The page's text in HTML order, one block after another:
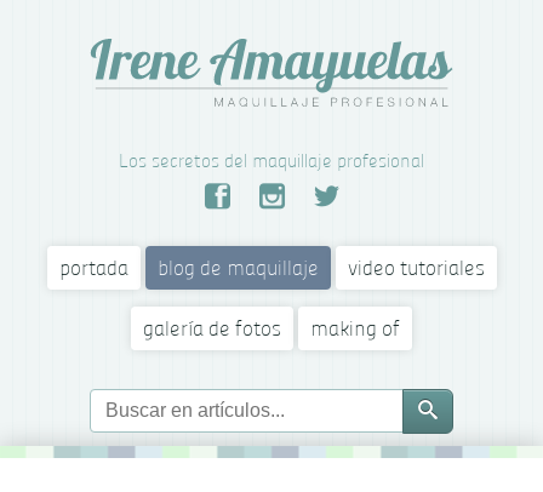
Los secretos del maquillaje profesional
portada blog de maquillaje video tutoriales
galería de fotos making of